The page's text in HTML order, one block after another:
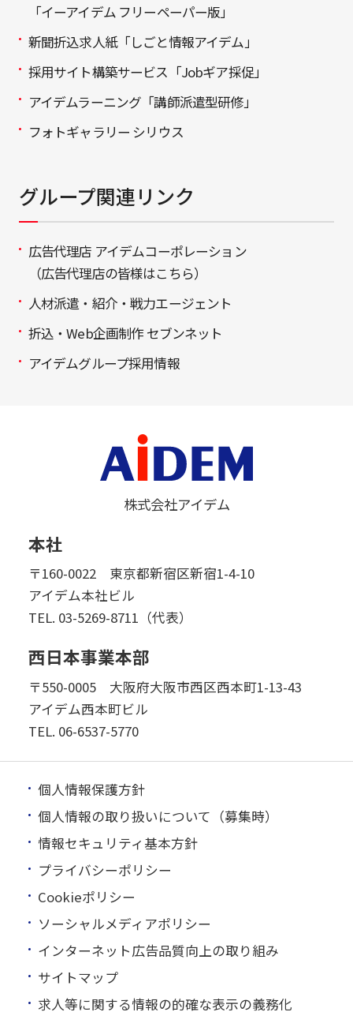
「イーアイデム フリーペーパー版」
新聞折込求人紙「しごと情報アイデム」
採用サイト構築サービス「Jobギア採促」
アイデムラーニング「講師派遣型研修」
フォトギャラリー シリウス
グループ関連リンク
広告代理店 アイデムコーポレーション
（広告代理店の皆様はこちら）
人材派遣・紹介・戦力エージェント
折込・Web企画制作 セブンネット
アイデムグループ採用情報
株式会社アイデム
本社
〒160-0022 東京都新宿区新宿1-4-10
アイデム本社ビル
TEL. 03-5269-8711（代表）
西日本事業本部
〒550-0005 大阪府大阪市西区西本町1-13-43
アイデム西本町ビル
TEL. 06-6537-5770
個人情報保護方針
個人情報の取り扱いについて（募集時）
情報セキュリティ基本方針
プライバシーポリシー
Cookieポリシー
ソーシャルメディアポリシー
インターネット広告品質向上の取り組み
サイトマップ
求人等に関する情報の的確な表示の義務化